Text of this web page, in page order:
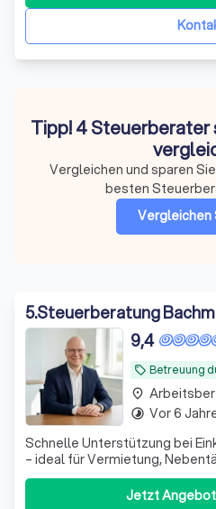
Zu unseren Leistungen gehören
Tipp! 4
Vergleichen und sparen
besten
Vergleichen
5.Steuerberatung
local_offer Betreuung
9,4
Schnelle Unterstützung bei
– ideal für Vermietung,
private Situationen. Persönlich
Jetzt
place
timelapse Vor 6